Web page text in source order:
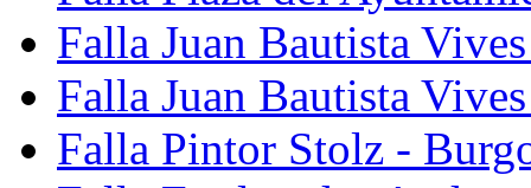
Falla Juan Bautista
Falla Juan Bautista
Falla Pintor Stolz -